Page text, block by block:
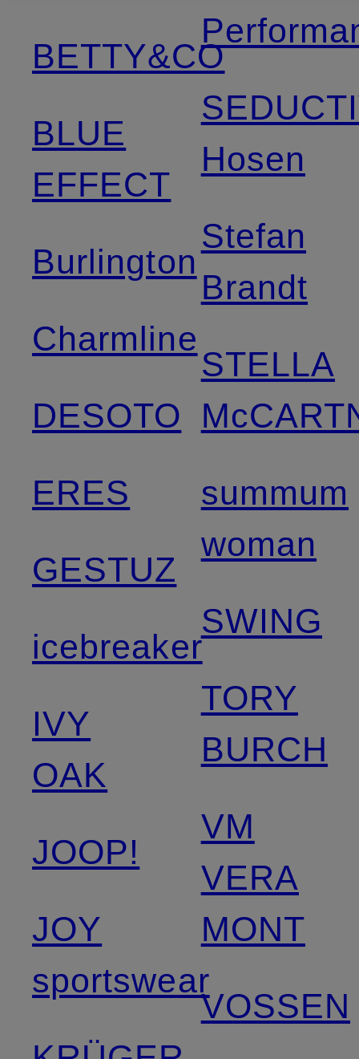
BETTY&CO
BLUE
EFFECT
Burlington
Charmline
DESOTO
ERES
GESTUZ
icebreaker
IVY
OAK
JOOP!
JOY
sportswear
Hosen
Stefan
Brandt
STELLA
summum
woman
SWING
TORY
BURCH
VM
VERA
MONT
VOSSEN